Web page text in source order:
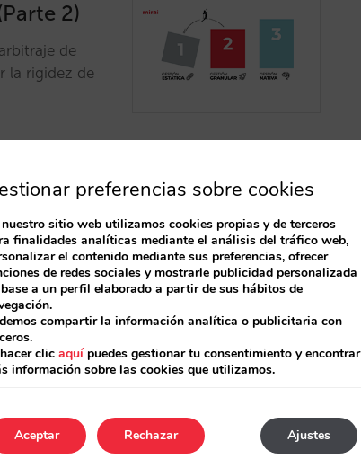
2)
de
la rigidez de
preferencias sobre cookies
nuestro sitio web utilizamos cookies propias y de terceros
finalidades analíticas mediante el análisis del tráfico web,
el contenido mediante sus preferencias, ofrecer
de redes sociales y mostrarle publicidad personalizada
a un perfil elaborado a partir de sus hábitos de
compartir la información analítica o publicitaria con
clic aquípuedes gestionar tu consentimiento y encontrar
información sobre las cookies que utilizamos.
Aceptar Ajustes
Rechazar